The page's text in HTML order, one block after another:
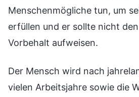
Menschenmögliche tun, um
erfüllen und er sollte nicht
Vorbehalt aufweisen.
Der Mensch wird nach
vielen Arbeitsjahre sowie die